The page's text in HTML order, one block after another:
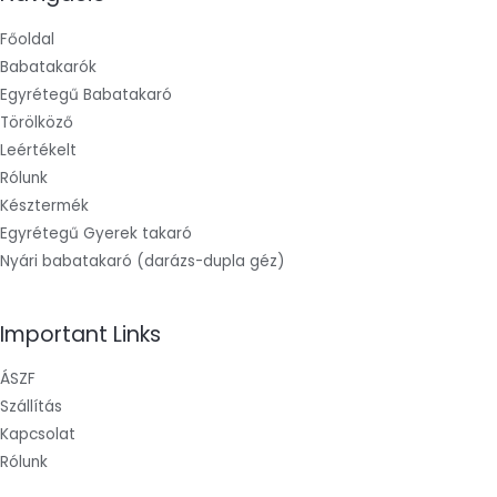
Főoldal
Babatakarók
Egyrétegű Babatakaró
Törölköző
Leértékelt
Rólunk
Késztermék
Egyrétegű Gyerek takaró
Nyári babatakaró (darázs-dupla géz)
Important Links
ÁSZF
Szállítás
Kapcsolat
Rólunk